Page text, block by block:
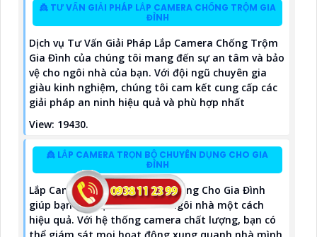
👸 TƯ VẤN GIẢI PHÁP LẮP CAMERA CHỐNG TRỘM GIA
ĐÌNH
Dịch vụ Tư Vấn Giải Pháp Lắp Camera Chống Trộm
Gia Đình của chúng tôi mang đến sự an tâm và bảo
vệ cho ngôi nhà của bạn. Với đội ngũ chuyên gia
giàu kinh nghiệm, chúng tôi cam kết cung cấp các
giải pháp an ninh hiệu quả và phù hợp nhất
View: 19430.
👸 LẮP CAMERA TRỌN BỘ CHUYÊN DỤNG CHO GIA
ĐÌNH
Lắp Camera Trọn Bộ Chuyên Dụng Cho Gia Đình
giúp bạn bảo vệ an ninh cho ngôi nhà một cách
hiệu quả. Với hệ thống camera chất lượng, bạn có